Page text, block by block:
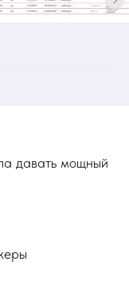
давать мощный